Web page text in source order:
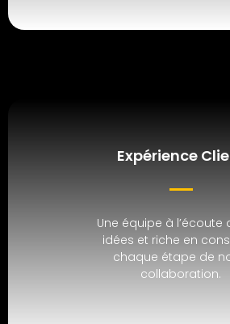
Expérience
Une équipe à l’écoute
idées et riche en
chaque étape de
collaboration.